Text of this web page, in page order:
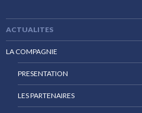
ACTUALITES
LA COMPAGNIE
PRESENTATION
LES PARTENAIRES